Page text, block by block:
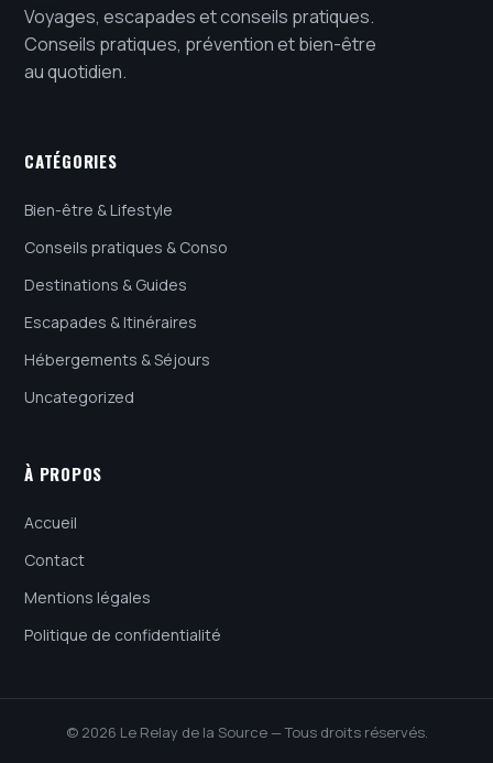
Voyages, escapades et conseils pratiques.
Conseils pratiques, prévention et bien-être
au quotidien.
CATÉGORIES
Bien-être & Lifestyle
Conseils pratiques & Conso
Destinations & Guides
Escapades & Itinéraires
Hébergements & Séjours
Uncategorized
À PROPOS
Accueil
Contact
Mentions légales
Politique de confidentialité
© 2026 Le Relay de la Source — Tous droits réservés.